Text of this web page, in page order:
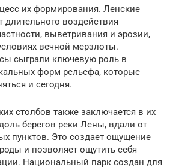
их формирования. Ленские
длительного воздействия
выветривания и эрозии,
вечной мерзлоты.
сыграли ключевую роль в
форм рельефа, которые
и сегодня.
столбов также заключается в их
берегов реки Лены, вдали от
пунктов. Это создает ощущение
и позволяет ощутить себя
Национальный парк создан для